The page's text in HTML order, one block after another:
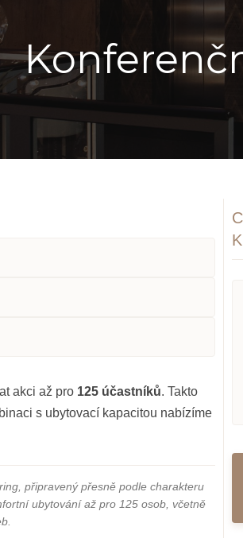
akci až pro 125 účastníků. Takto
s ubytovací kapacitou nabízíme
připravený přesně podle charakteru
ubytování až pro 125 osob, včetně